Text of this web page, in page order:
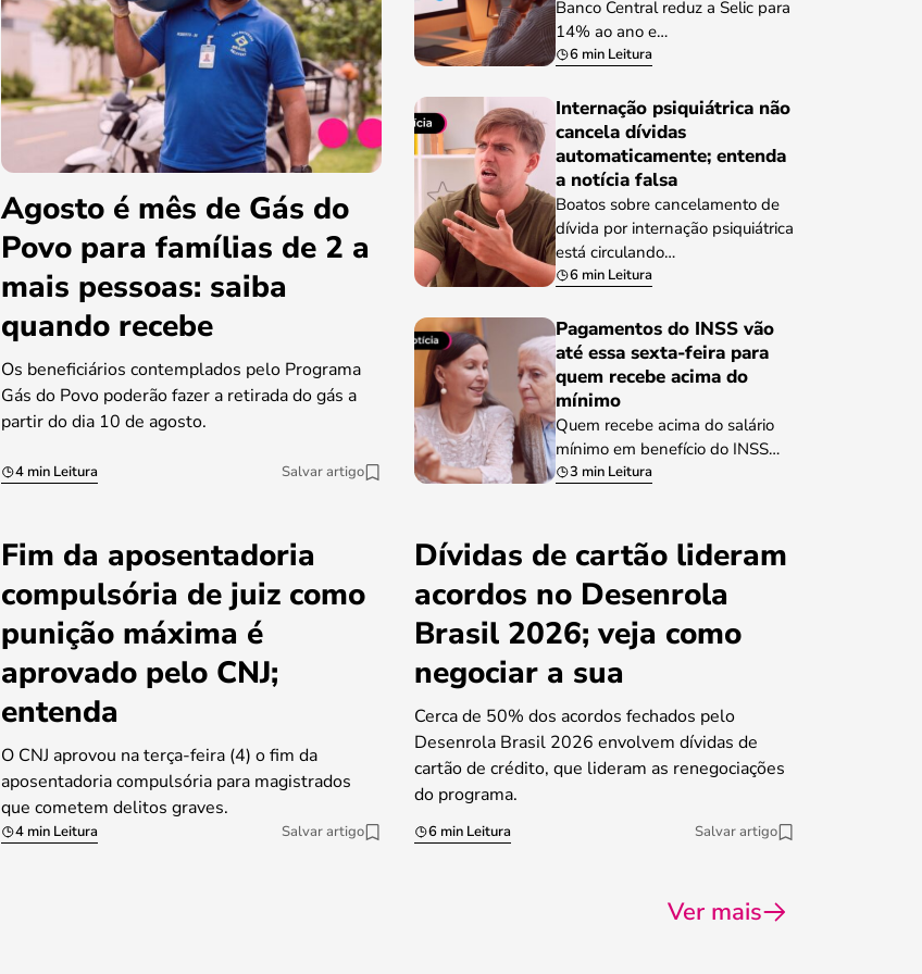
Agosto é mês de Gás do
Povo para famílias de 2 a
mais pessoas: saiba
quando recebe
Os beneficiários contemplados pelo Programa
Gás do Povo poderão fazer a retirada do gás a
partir do dia 10 de agosto.
4 min Leitura Salvar artigo
Banco Central reduz a Selic para
14% ao ano e…
6 min Leitura
Internação psiquiátrica não
cancela dívidas
automaticamente; entenda
a notícia falsa
Boatos sobre cancelamento de
dívida por internação psiquiátrica
está circulando…
6 min Leitura
Pagamentos do INSS vão
até essa sexta-feira para
quem recebe acima do
mínimo
Quem recebe acima do salário
mínimo em benefício do INSS…
3 min Leitura
Fim da aposentadoria
compulsória de juiz como
punição máxima é
aprovado pelo CNJ;
entenda
O CNJ aprovou na terça-feira (4) o fim da
aposentadoria compulsória para magistrados
que cometem delitos graves.
4 min Leitura Salvar artigo
Dívidas de cartão lideram
acordos no Desenrola
Brasil 2026; veja como
negociar a sua
Cerca de 50% dos acordos fechados pelo
Desenrola Brasil 2026 envolvem dívidas de
cartão de crédito, que lideram as renegociações
do programa.
6 min Leitura Salvar artigo
Ver mais